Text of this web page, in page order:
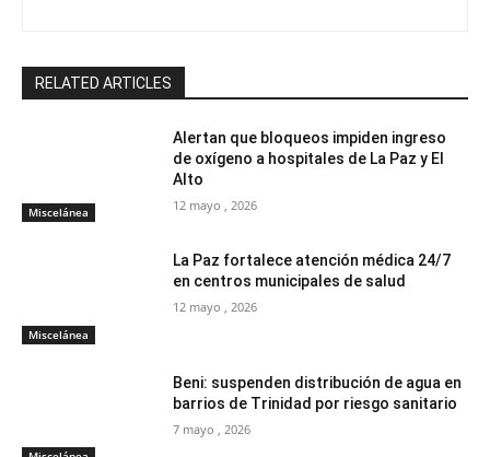
RELATED ARTICLES
Miscelánea
Alertan que bloqueos impiden ingreso
de oxígeno a hospitales de La Paz y El
Alto
12 mayo , 2026
Miscelánea
La Paz fortalece atención médica 24/7
en centros municipales de salud
12 mayo , 2026
Beni: suspenden distribución de agua en
barrios de Trinidad por riesgo sanitario
7 mayo , 2026